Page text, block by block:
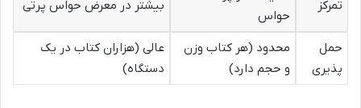
تمرکز
حواس
بیشتر در معرض حواس پرتی
حمل
پذیری
محدود (هر کتاب وزن
و حجم دارد)
عالی (هزاران کتاب در یک
دستگاه)